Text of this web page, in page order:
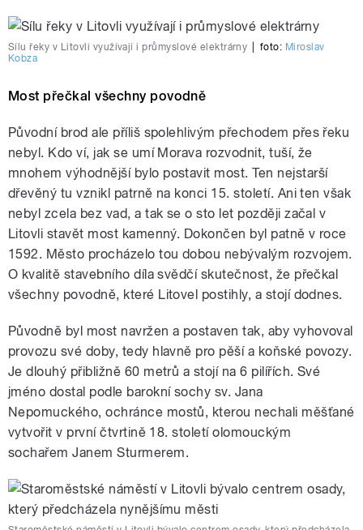
Sílu řeky v Litovli využívají i průmyslové elektrárny foto: Miroslav
Kobza
Most přečkal všechny povodně
Původní brod ale příliš spolehlivým přechodem přes řeku
nebyl. Kdo ví, jak se umí Morava rozvodnit, tuší, že
mnohem výhodnější bylo postavit most. Ten nejstarší
dřevěný tu vznikl patrně na konci 15. století. Ani ten však
nebyl zcela bez vad, a tak se o sto let později začal v
Litovli stavět most kamenný. Dokončen byl patně v roce
1592. Město procházelo tou dobou nebývalým rozvojem.
O kvalitě stavebního díla svědčí skutečnost, že přečkal
všechny povodně, které Litovel postihly, a stojí dodnes.
Původně byl most navržen a postaven tak, aby vyhovoval
provozu své doby, tedy hlavně pro pěší a koňské povozy.
Je dlouhý přibližně 60 metrů a stojí na 6 pilířích. Své
jméno dostal podle barokní sochy sv. Jana
Nepomuckého, ochránce mostů, kterou nechali měšťané
vytvořit v první čtvrtině 18. století olomouckým
sochařem Janem Sturmerem.